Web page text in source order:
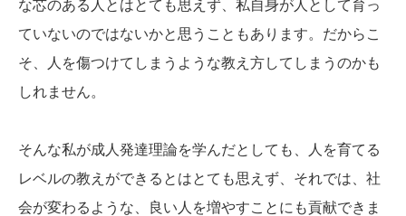
な芯のある人とはとても思えず、私自身が人として育っ
ていないのではないかと思うこともあります。だからこ
そ、人を傷つけてしまうような教え方してしまうのかも
しれません。
そんな私が成人発達理論を学んだとしても、人を育てる
レベルの教えができるとはとても思えず、それでは、社
会が変わるような、良い人を増やすことにも貢献できま